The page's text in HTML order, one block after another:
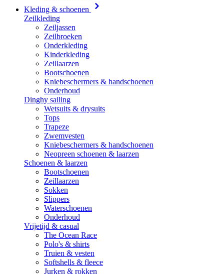
Kleding & schoenen
Zeilkleding
Zeiljassen
Zeilbroeken
Onderkleding
Kinderkleding
Zeillaarzen
Bootschoenen
Kniebeschermers & handschoenen
Onderhoud
Dinghy sailing
Wetsuits & drysuits
Tops
Trapeze
Zwemvesten
Kniebeschermers & handschoenen
Neopreen schoenen & laarzen
Schoenen & laarzen
Bootschoenen
Zeillaarzen
Sokken
Slippers
Waterschoenen
Onderhoud
Vrijetijd & casual
The Ocean Race
Polo's & shirts
Truien & vesten
Softshells & fleece
Jurken & rokken